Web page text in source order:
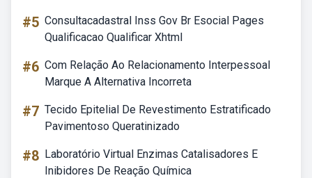
#5 Consultacadastral Inss Gov Br Esocial Pages
Qualificacao Qualificar Xhtml
#6 Com Relação Ao Relacionamento Interpessoal
Marque A Alternativa Incorreta
#7 Tecido Epitelial De Revestimento Estratificado
Pavimentoso Queratinizado
#8 Laboratório Virtual Enzimas Catalisadores E
Inibidores De Reação Química